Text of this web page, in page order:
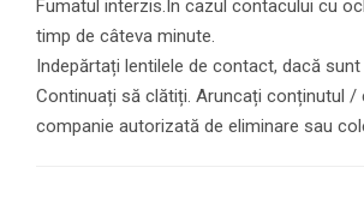
Fumatul interzis.In cazul contacului cu
timp de câteva minute.
Indepărtați lentilele de contact, dacă sunt
Continuați să clătiți. Aruncați conținutul /
companie autorizată de eliminare sau